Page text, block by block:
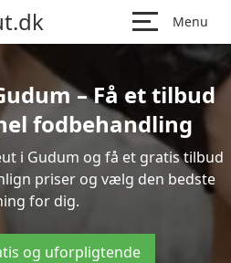
Menu
– Få et tilbud
fodbehandling
i Gudum og få et gratis tilbud
priser og vælg den bedste
for dig.
og uforpligtende